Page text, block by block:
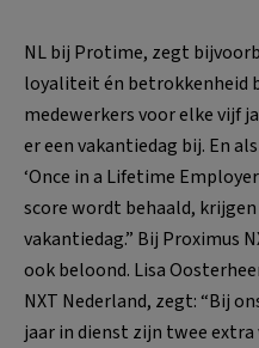
NL bij Protime, zegt
loyaliteit én betrokkenheid
medewerkers voor elke vijf
er een vakantiedag bij. En
‘Once in a Lifetime
score wordt behaald,
vakantiedag.” Bij Proximus
ook beloond. Lisa
NXT Nederland, zegt: “Bij
jaar in dienst zijn twee extra